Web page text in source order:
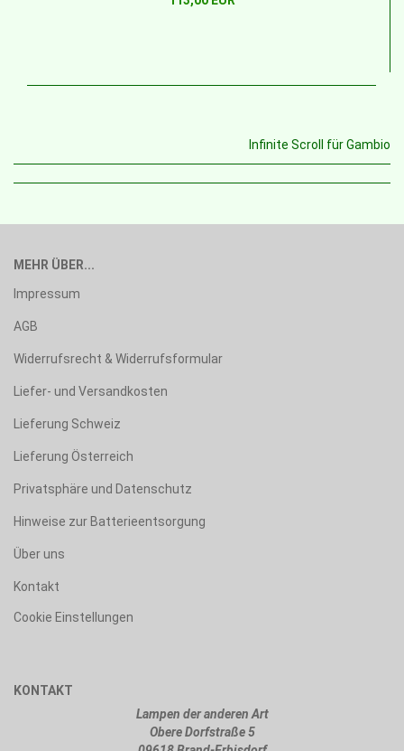
Infinite Scroll für Gambio
MEHR ÜBER...
Impressum
AGB
Widerrufsrecht & Widerrufsformular
Liefer- und Versandkosten
Lieferung Schweiz
Lieferung Österreich
Privatsphäre und Datenschutz
Hinweise zur Batterieentsorgung
Über uns
Kontakt
Cookie Einstellungen
KONTAKT
Lampen der anderen Art
Obere Dorfstraße 5